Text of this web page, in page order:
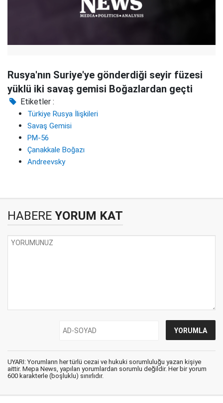
Rusya'nın Suriye'ye gönderdiği seyir füzesi
yüklü iki savaş gemisi Boğazlardan geçti
Etiketler :
Türkiye Rusya İlişkileri
Savaş Gemisi
PM-56
Çanakkale Boğazı
Andreevsky
HABERE YORUM KAT
UYARI: Yorumların her türlü cezai ve hukuki sorumluluğu yazan kişiye
aittir. Mepa News, yapılan yorumlardan sorumlu değildir. Her bir yorum
600 karakterle (boşluklu) sınırlıdır.